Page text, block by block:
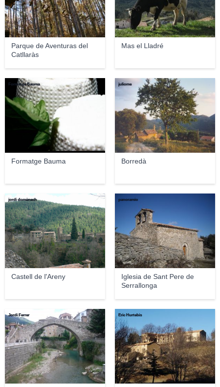
Parque de Aventuras del
Catllaràs
Mas el Lladré
Formatge Bauma
Formatge Bauma
Borredà
juliome
Castell de l'Areny
jordi domènech
Iglesia de Sant Pere de
Serrallonga
panoramio
Jordi Ferrer Eric Hurtebis